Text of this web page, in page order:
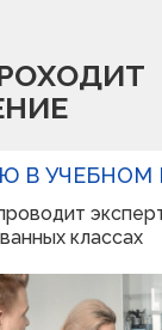
классах
В УЧЕБНОМ